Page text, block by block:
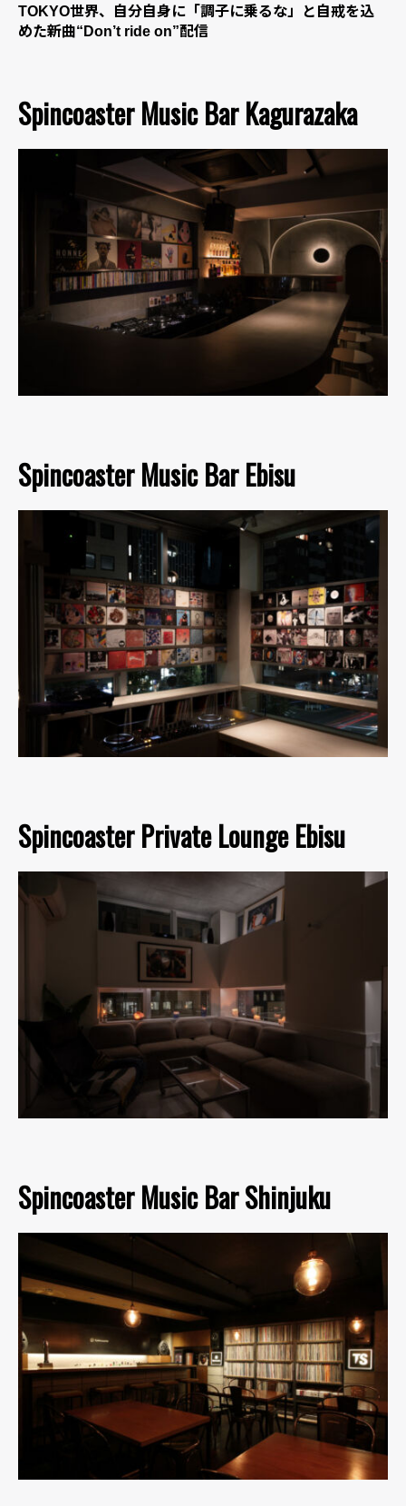
TOKYO世界、自分自身に「調子に乗るな」と自戒を込
めた新曲“Don’t ride on”配信
Spincoaster Music Bar Kagurazaka
Spincoaster Music Bar Ebisu
Spincoaster Private Lounge Ebisu
Spincoaster Music Bar Shinjuku